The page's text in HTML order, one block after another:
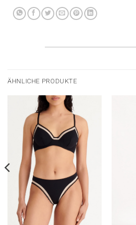
ÄHNLICHE PRODUKTE